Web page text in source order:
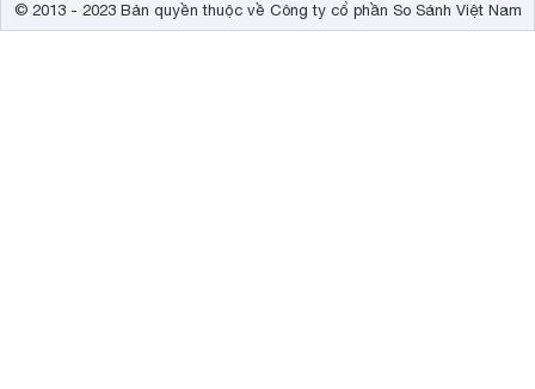
© 2013 - 2023 Bản quyền thuộc về Công ty cổ phần So Sánh Việt Nam